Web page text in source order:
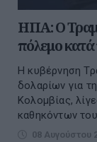
ΗΠΑ: Ο
πόλεμο κατά
Η κυβέρνηση
δολαρίων για
Κολομβίας,
καθηκόντων
08 Αυγούστου